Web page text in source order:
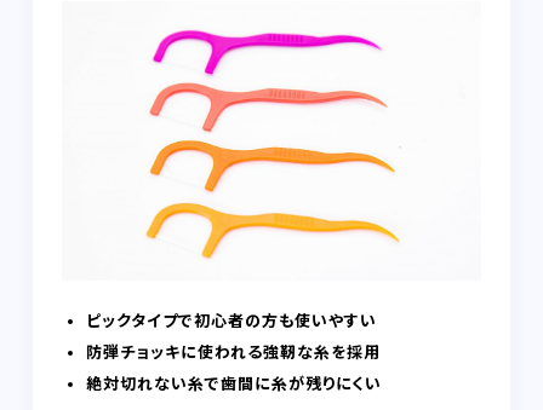
ピックタイプで初心者の方も使いやすい
防弾チョッキに使われる強靭な糸を採用
絶対切れない糸で歯間に糸が残りにくい